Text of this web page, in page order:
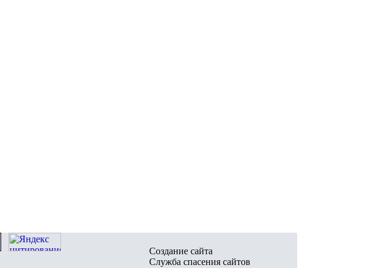
Создание сайта
Служба спасения сайтов